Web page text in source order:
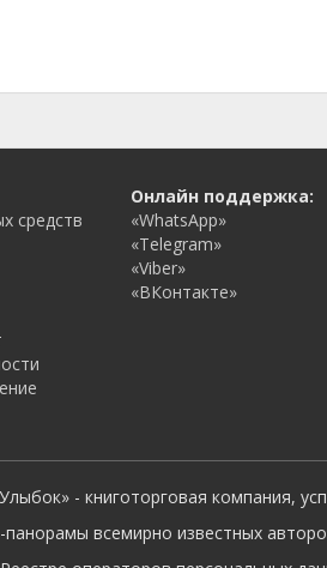
средств
Онлайн поддержка:
«WhatsApp»
«Telegram»
«Viber»
«ВКонтакте»
- книготорговая компания,
всемирно известных